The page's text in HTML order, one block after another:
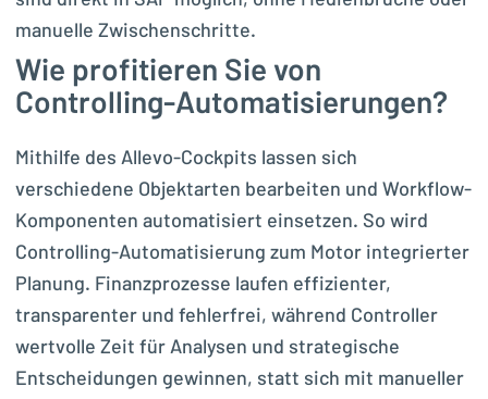
manuelle Zwischenschritte.
Wie profitieren Sie von
Controlling-Automatisierungen?
Mithilfe des Allevo-Cockpits lassen sich
verschiedene Objektarten bearbeiten und Workflow-
Komponenten automatisiert einsetzen. So wird
Controlling-Automatisierung zum Motor integrierter
Planung. Finanzprozesse laufen effizienter,
transparenter und fehlerfrei, während Controller
wertvolle Zeit für Analysen und strategische
Entscheidungen gewinnen, statt sich mit manueller